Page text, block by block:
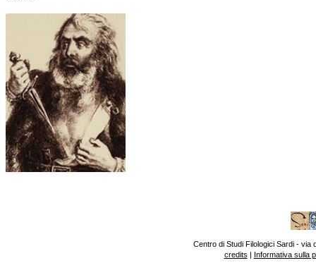
Centro di Studi Filologici Sardi - via
credits | Informativa sulla